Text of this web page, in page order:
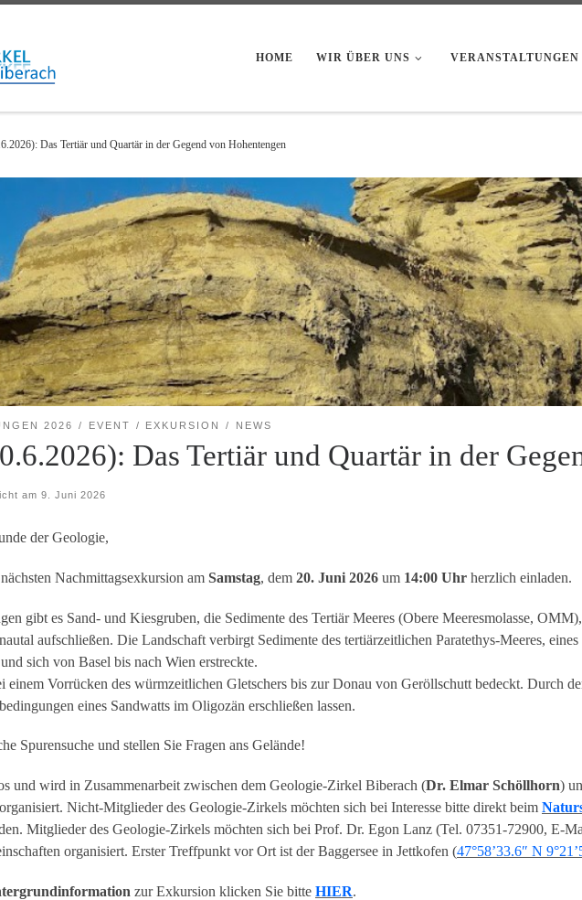
HOME WIR ÜBER UNS VERANSTALTUNGEN
Das Tertiär und Quartär in der Gegend von Hohentengen
2026 EVENT EXKURSION NEWS
Das Tertiär und Quartär in der
am 9. Juni 2026
der Geologie,
Nachmittagsexkursion am Samstag, dem 20. Juni 2026 um 14:00 Uhr herzlich einladen.
gibt es Sand- und Kiesgruben, die Sedimente des Tertiär Meeres (Obere Meeresmolasse,
aufschließen. Die Landschaft verbirgt Sedimente des tertiärzeitlichen Paratethys-Meeres,
sich von Basel bis nach Wien erstreckte.
einem Vorrücken des würmzeitlichen Gletschers bis zur Donau von Geröllschutt bedeckt. Durch
eines Sandwatts im Oligozän erschließen lassen.
Spurensuche und stellen Sie Fragen ans Gelände!
und wird in Zusammenarbeit zwischen dem Geologie-Zirkel Biberach (Dr. Elmar Schöllhorn)
Nicht-Mitglieder des Geologie-Zirkels möchten sich bei Interesse bitte direkt beim
Mitglieder des Geologie-Zirkels möchten sich bei Prof. Dr. Egon Lanz (Tel. 07351-72900, E-
organisiert. Erster Treffpunkt vor Ort ist der Baggersee in Jettkofen (47°58’33.6″ N
zur Exkursion klicken Sie bitte HIER.